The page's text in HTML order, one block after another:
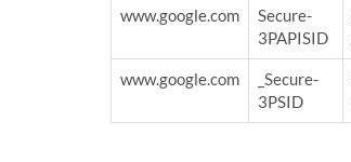
www.google.com
Secure-
3PAPISID
www.google.com
_Secure-
3PSID